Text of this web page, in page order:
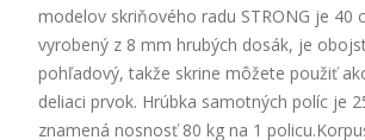
modelov skriňového radu STRONG je 40
vyrobený z 8 mm hrubých dosák, je
pohľadový, takže skrine môžete použiť
deliaci prvok. Hrúbka samotných políc je
znamená nosnosť 80 kg na 1